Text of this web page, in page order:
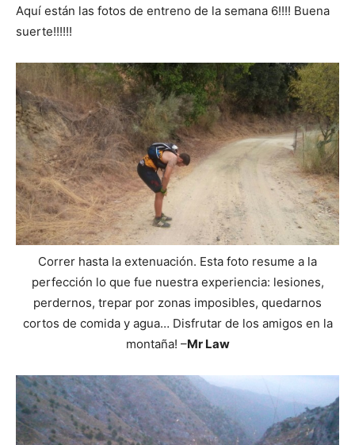
Aquí están las fotos de entreno de la semana 6!!!! Buena
suerte!!!!!!
Correr hasta la extenuación. Esta foto resume a la
perfección lo que fue nuestra experiencia: lesiones,
perdernos, trepar por zonas imposibles, quedarnos
cortos de comida y agua… Disfrutar de los amigos en la
montaña! –Mr Law